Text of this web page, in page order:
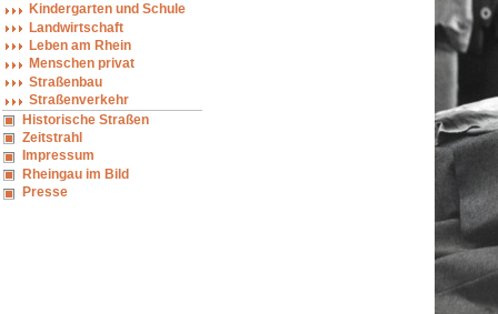
Kindergarten und Schule
Landwirtschaft
Leben am Rhein
Menschen privat
Straßenbau
Straßenverkehr
Historische Straßen
Zeitstrahl
Impressum
Rheingau im Bild
Presse